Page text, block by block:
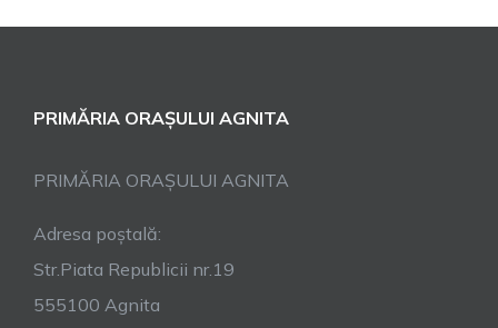
PRIMĂRIA ORAȘULUI AGNITA
PRIMĂRIA ORAȘULUI AGNITA
Adresa poștală:
Str.Piata Republicii nr.19
555100 Agnita